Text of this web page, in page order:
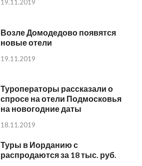
19.11.2019
Возле Домодедово появятся
новые отели
19.11.2019
Туроператоры рассказали о
спросе на отели Подмосковья
на новогодние даты
18.11.2019
Туры в Иорданию с
распродаются за 18 тыс. руб.